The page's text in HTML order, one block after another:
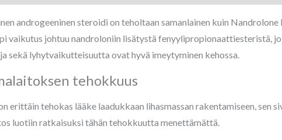
androgeeninen steroidi on teholtaan samanlainen kuin
vaikutus johtuu nandroloniin lisätystä fenyylipropionaattiesteristä,
sekä lyhytvaikutteisuutta ovat hyvä imeytyminen kehossa.
tehokkuus
erittäin tehokas lääke laadukkaan lihasmassan rakentamiseen, sen
luotiin ratkaisuksi tähän tehokkuutta menettämättä.